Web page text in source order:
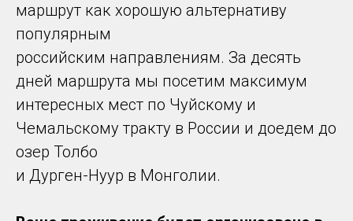
маршрут как хорошую альтернативу
популярным
российским направлениям. За десять
дней маршрута мы посетим максимум
интересных мест по Чуйскому и
Чемальскому тракту в России и доедем до
озер Толбо
и Дурген-Нуур в Монголии.